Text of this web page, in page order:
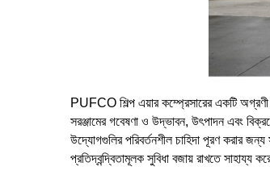
PUFCO শিল্প এয়ার কম্প্রেসারের একটি
সরঞ্জামের গবেষণা ও উদ্ভাবন, উৎপাদন এবং
উদ্যোগগুলির পরিবর্তনশীল চাহিদা পূরণ করার
প্রতিদ্বন্দ্বিতামূলক সুবিধা বজায় রাখতে সাহায্য